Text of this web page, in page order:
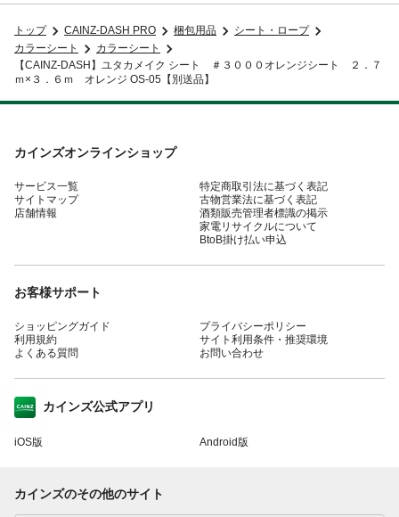
トップ CAINZ-DASH PRO 梱包用品
シート・ロープ
カラーシート
カラーシート
【CAINZ-DASH】ユタカメイク シート ＃３０００オレンジシート ２．７
ｍ×３．６ｍ オレンジ OS-05【別送品】
カインズオンラインショップ
サービス一覧
サイトマップ
店舗情報
特定商取引法に基づく表記
古物営業法に基づく表記
酒類販売管理者標識の掲示
家電リサイクルについて
BtoB掛け払い申込
お客様サポート
ショッピングガイド
利用規約
よくある質問
プライバシーポリシー
サイト利用条件・推奨環境
お問い合わせ
カインズ公式アプリ
iOS版 Android版
カインズのその他のサイト